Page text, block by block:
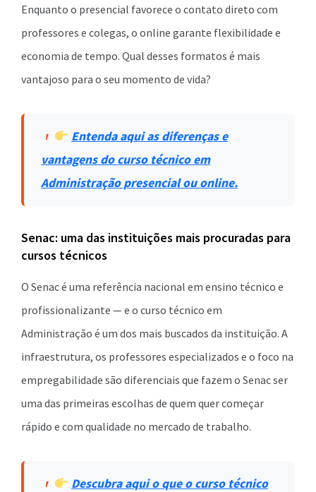
Enquanto o presencial favorece o contato direto com
professores e colegas, o online garante flexibilidade e
economia de tempo. Qual desses formatos é mais
vantajoso para o seu momento de vida?
Entenda aqui as diferenças e
vantagens do curso técnico em
Administração presencial ou online.
Senac: uma das instituições mais procuradas para
cursos técnicos
O Senac é uma referência nacional em ensino técnico e
profissionalizante — e o curso técnico em
Administração é um dos mais buscados da instituição. A
infraestrutura, os professores especializados e o foco na
empregabilidade são diferenciais que fazem o Senac ser
uma das primeiras escolhas de quem quer começar
rápido e com qualidade no mercado de trabalho.
Descubra aqui o que o curso técnico